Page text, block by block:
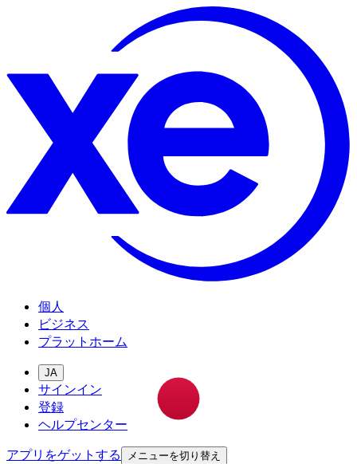
個人
ビジネス
プラットホーム
JA
サインイン
登録
ヘルプセンター
アプリをゲットする
メニューを切り替え